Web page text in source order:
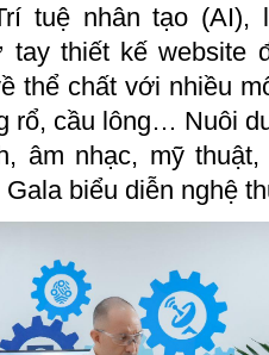
tuệ nhân tạo (AI),
tay thiết kế website
thể chất với nhiều
rổ, cầu lông… Nuôi
âm nhạc, mỹ
biểu diễn nghệ